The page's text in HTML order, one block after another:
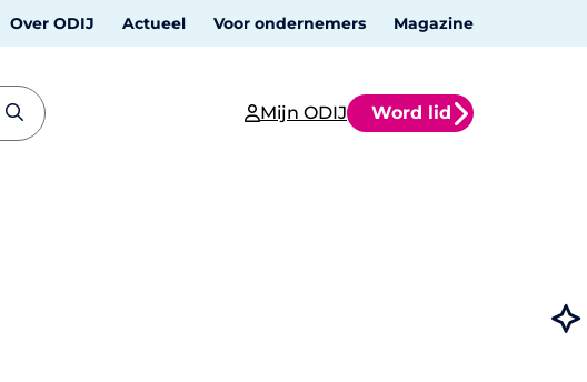
Over ODIJ Actueel Voor ondernemers Magazine
Mijn ODIJ Word lid